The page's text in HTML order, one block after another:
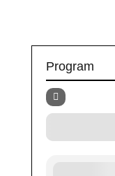
Program